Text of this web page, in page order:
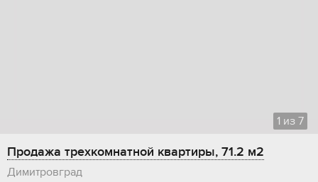
1 из 7
Продажа трехкомнатной квартиры, 71.2 м2
Димитровград